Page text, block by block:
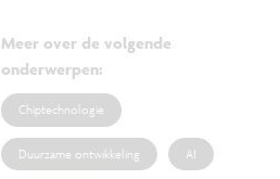
Meer over de volgende
onderwerpen:
Chiptechnologie
Duurzame ontwikkeling AI